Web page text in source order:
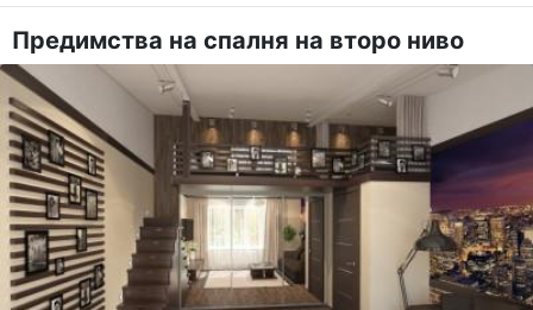
Предимства на спалня на второ ниво